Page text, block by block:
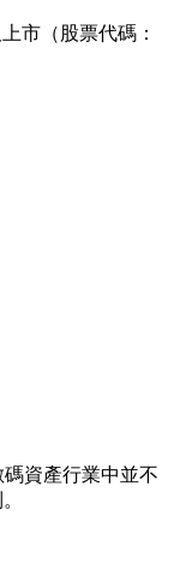
市（股票代碼：
碼資產行業中並不